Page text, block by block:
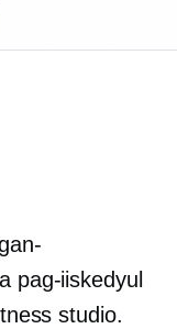
pag-iiskedyul
studio.